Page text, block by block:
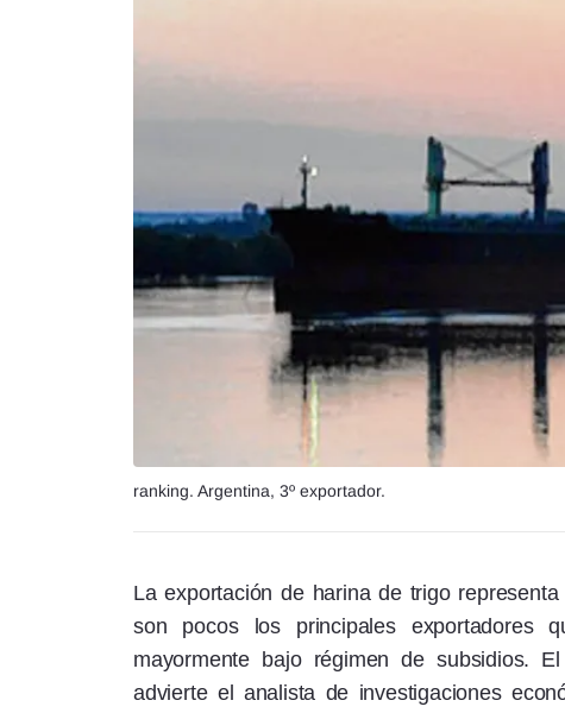
ranking. Argentina, 3º exportador.
La exportación de harina de trigo
son pocos los principales exportadores
mayormente bajo régimen de subsidios.
advierte el analista de investigaciones